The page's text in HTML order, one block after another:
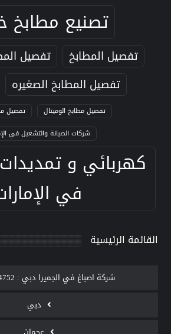
تصنيع
تفصيل المطابخ
تفصيل
تفصيل المطابخ الصغيره
تفصيل مطابخ الوميتال
تفصيل
شركات الصيانة والتشغيل في
كهربائي و
في
القائمة الرئيسية
‫شركة اصباغ في الجميرا دبي : 0545574752
دبي